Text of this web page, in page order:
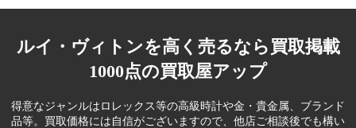
ルイ・ヴィトンを高く売るなら買取掲載
1000点の買取屋アップ
得意なジャンルはロレックス等の高級時計や金・貴金属、ブランド
品等。 買取価格には自信がございますので、他店ご相談後でも構い